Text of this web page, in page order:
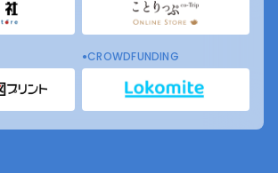
CROWDFUNDING